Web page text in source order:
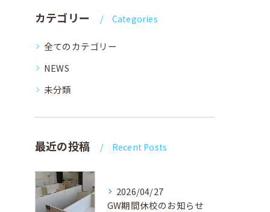
カテゴリー Categories
全てのカテゴリー
NEWS
未分類
最近の投稿 Recent Posts
2026/04/27
GW期間休校のお知らせ